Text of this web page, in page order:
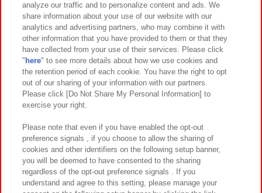
イベント・キャンペーン
関連会社 サステナビリティ サイトポリシー
プライバシーポリシー ウェブアクセシビリティ方針と検証結果
お取引先さまとともに
カスタマーハラスメント対応方針 よくあるご質問・お問い合わせ
analyze our traffic and to personalize content and ads. We
share information about your use of our website with our
analytics and advertising partners, who may combine it with
other information that you have provided to them or that they
have collected from your use of their services. Please click
" here" to see more details about how we use cookies and
the retention period of each cookie. You have the right to opt
out of our sharing of your information with our partners.
Please click [Do Not Share My Personal Information] to
exercise your right.
Please note that even if you have enabled the opt-out
preference signals , if you choose to allow the sharing of
cookies and other identifiers on the following setup banner,
you will be deemed to have consented to the sharing
regardless of the opt-out preference signals . If you
understand and agree to this setting, please manage your